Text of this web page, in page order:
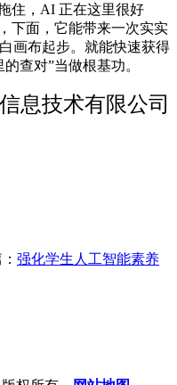
住，AI 正在这里很好
下面，它能带来一次实实
画布起步。就能快速获得
查对”当做根基功。
息技术有限公司
强化学生人工智能素养